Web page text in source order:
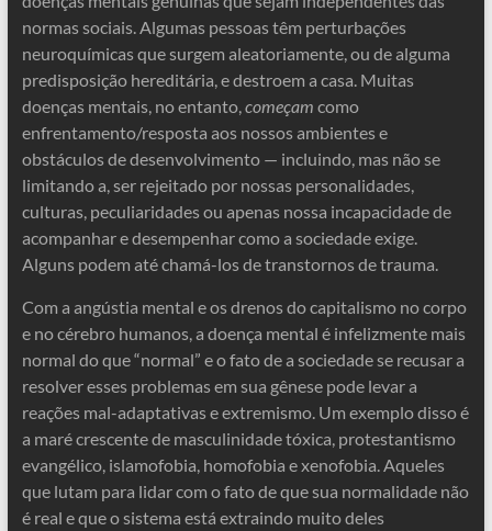
normas sociais. Algumas pessoas têm perturbações
neuroquímicas que surgem aleatoriamente, ou de alguma
predisposição hereditária, e destroem a casa. Muitas
doenças mentais, no entanto,começam como
enfrentamento/resposta aos nossos ambientes e
obstáculos de desenvolvimento — incluindo, mas não se
limitando a, ser rejeitado por nossas personalidades,
culturas, peculiaridades ou apenas nossa incapacidade de
acompanhar e desempenhar como a sociedade exige.
Alguns podem até chamá-los de transtornos de trauma.
Com a angústia mental e os drenos do capitalismo no corpo
e no cérebro humanos, a doença mental é infelizmente mais
normal do que “normal” e o fato de a sociedade se recusar a
resolver esses problemas em sua gênese pode levar a
reações mal-adaptativas e extremismo. Um exemplo disso é
a maré crescente de masculinidade tóxica, protestantismo
evangélico, islamofobia, homofobia e xenofobia. Aqueles
que lutam para lidar com o fato de que sua normalidade não
é real e que o sistema está extraindo muito deles